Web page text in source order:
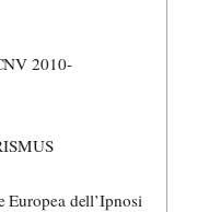
2010-
dell’Ipnosi